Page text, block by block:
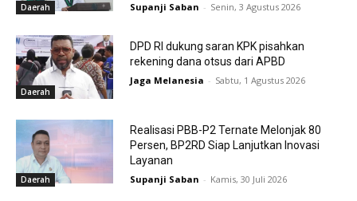
Daerah Supanji Saban - Senin, 3 Agustus 2026
Daerah
DPD RI dukung saran KPK pisahkan
rekening dana otsus dari APBD
Jaga Melanesia - Sabtu, 1 Agustus 2026
Daerah
Realisasi PBB-P2 Ternate Melonjak 80
Persen, BP2RD Siap Lanjutkan Inovasi
Layanan
Supanji Saban - Kamis, 30 Juli 2026